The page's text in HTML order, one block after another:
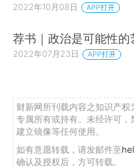
2022年10月08日 APP打开
荐书｜政治是可能性的
2022年07月23日 APP打开
财新网所刊载内容之知识产
专属所有或持有。未经许可
建立镜像等任何使用。
如有意愿转载，请发邮件至
确认及授权后，方可转载。